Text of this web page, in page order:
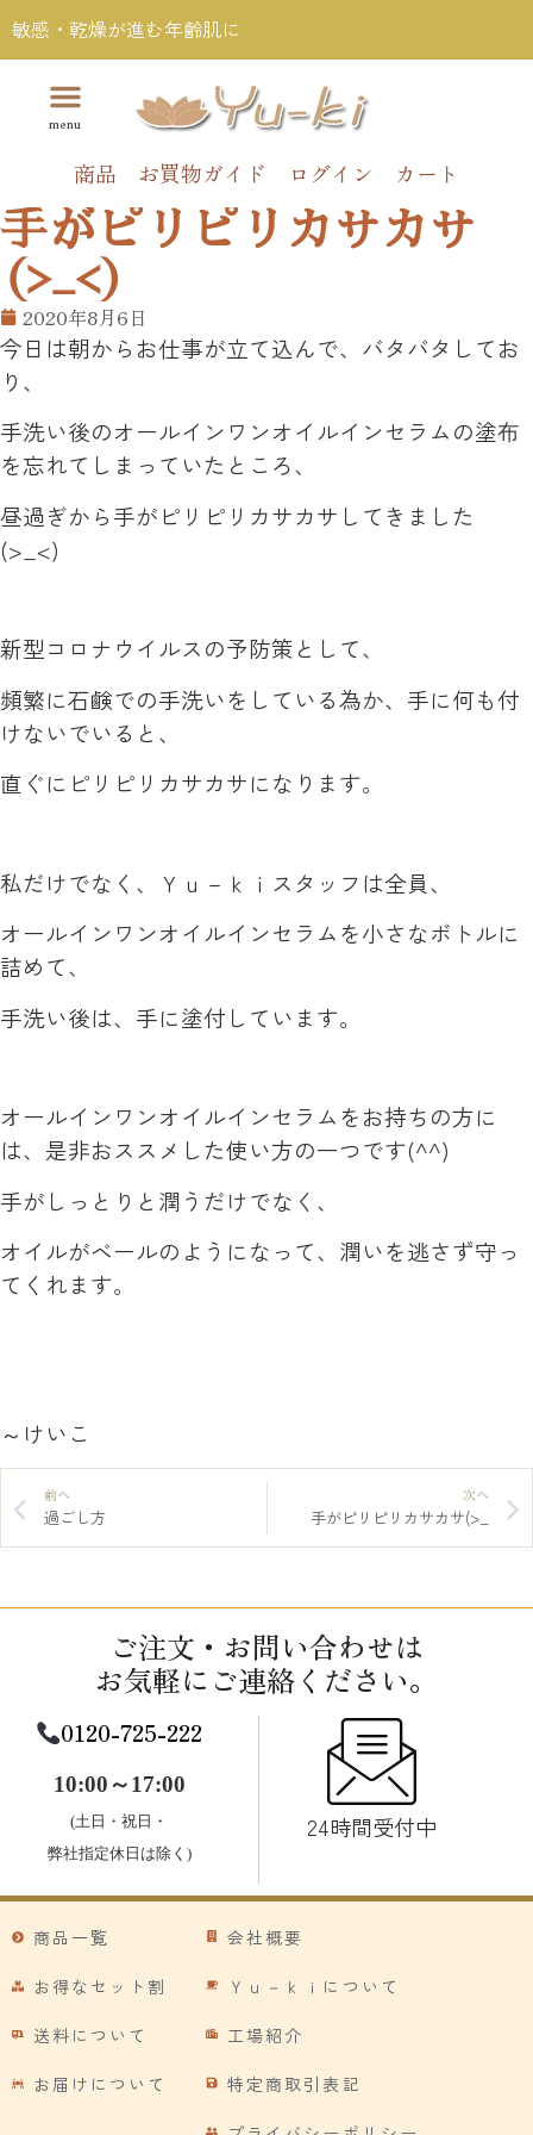
敏感・乾燥が進む年齢肌に
商品 お買物ガイド ログイン カート
手がピリピリカサカサ
(>_<)
2020年8月6日
今日は朝からお仕事が立て込んで、バタバタしてお
り、
手洗い後のオールインワンオイルインセラムの塗布
を忘れてしまっていたところ、
昼過ぎから手がピリピリカサカサしてきました
(>_<)
新型コロナウイルスの予防策として、
頻繁に石鹸での手洗いをしている為か、手に何も付
けないでいると、
直ぐにピリピリカサカサになります。
私だけでなく、Ｙｕ－ｋｉスタッフは全員、
オールインワンオイルインセラムを小さなボトルに
詰めて、
手洗い後は、手に塗付しています。
オールインワンオイルインセラムをお持ちの方に
は、是非おススメした使い方の一つです(^^)
手がしっとりと潤うだけでなく、
オイルがベールのようになって、潤いを逃さず守っ
てくれます。
～けいこ
前へ
過ごし方
次へ
手がピリピリカサカサ(>_
ご注文・お問い合わせは
お気軽にご連絡ください。
0120-725-222
10:00～17:00
(土日・祝日・
弊社指定休日は除く)
24時間受付中
商品一覧
お得なセット割
送料について
お届けについて
会社概要
Ｙｕ－ｋｉについて
工場紹介
特定商取引表記